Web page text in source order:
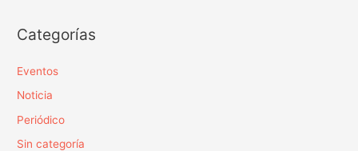
Categorías
Eventos
Noticia
Periódico
Sin categoría